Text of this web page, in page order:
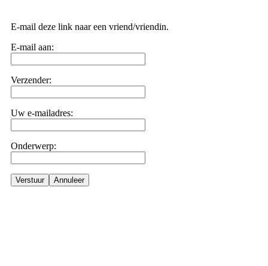
E-mail deze link naar een vriend/vriendin.
E-mail aan:
Verzender:
Uw e-mailadres:
Onderwerp:
Verstuur Annuleer